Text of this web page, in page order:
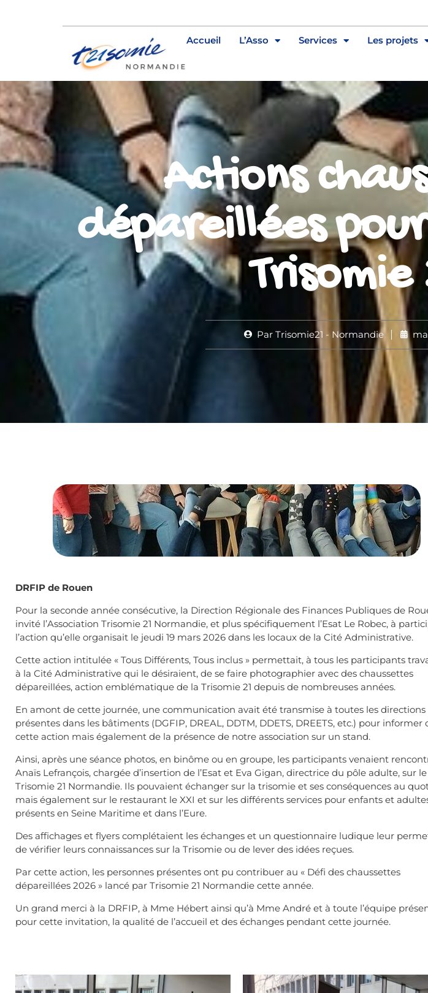
Accueil L’Asso Services Les projets
Actions
dépareillées
Trisomie
ParTrisomie21 - Normandie
DRFIP de Rouen
Pour la seconde année consécutive, la Direction Régionale des Finances Publiques de
invité l’Association Trisomie 21 Normandie, et plus spécifiquement l’Esat Le Robec, à
l’action qu’elle organisait le jeudi 19 mars 2026 dans les locaux de la Cité Administrative.
Cette action intitulée « Tous Différents, Tous inclus » permettait, à tous les participants
à la Cité Administrative qui le désiraient, de se faire photographier avec des chaussettes
dépareillées, action emblématique de la Trisomie 21 depuis de nombreuses années.
En amont de cette journée, une communication avait été transmise à toutes les directions
présentes dans les bâtiments (DGFIP, DREAL, DDTM, DDETS, DREETS, etc.) pour informer
cette action mais également de la présence de notre association sur un stand.
Ainsi, après une séance photos, en binôme ou en groupe, les participants venaient
Anaïs Lefrançois, chargée d’insertion de l’Esat et Eva Gigan, directrice du pôle adulte, sur
Trisomie 21 Normandie. Ils pouvaient échanger sur la trisomie et ses conséquences au
mais également sur le restaurant le XXI et sur les différents services pour enfants et
présents en Seine Maritime et dans l’Eure.
Des affichages et flyers complétaient les échanges et un questionnaire ludique leur
de vérifier leurs connaissances sur la Trisomie ou de lever des idées reçues.
Par cette action, les personnes présentes ont pu contribuer au « Défi des chaussettes
dépareillées 2026 » lancé par Trisomie 21 Normandie cette année.
Un grand merci à la DRFIP, à Mme Hébert ainsi qu’à Mme André et à toute l’équipe
pour cette invitation, la qualité de l’accueil et des échanges pendant cette journée.